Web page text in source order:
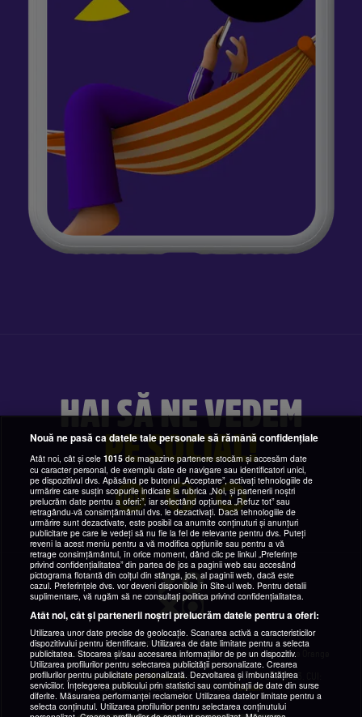
HAI SĂ NE VEDEM
PE SOCIAL!
Copyright © YOXO2026
YOXO este un abonament de mobil în rețeaua Orange, furnizat de către Orange
România.
Prezentare operatorOrange Romaniaconform Ordin ANPC 225/2023. CUI:
9010105, Reg. Com: J1996010178400Detalii
Nouă ne pasă ca datele tale personale să rămână confidențiale
Atât noi, cât și cele1015 de magazine partenere stocăm și accesăm date
cu caracter personal, de exemplu date de navigare sau identificatori unici,
pe dispozitivul dvs. Apăsând pe butonul „Acceptare”, activați tehnologiile de
urmărire care susțin scopurile indicate la rubrica „Noi, și partenerii noștri
prelucrăm date pentru a oferi:”, iar selectând opțiunea „Refuz tot” sau
retragându-vă consimțământul dvs. le dezactivați. Dacă tehnologiile de
urmărire sunt dezactivate, este posibil ca anumite conținuturi și anunțuri
publicitare pe care le vedeți să nu fie la fel de relevante pentru dvs. Puteți
reveni la acest meniu pentru a vă modifica opțiunile sau pentru a vă
retrage consimțământul, în orice moment, dând clic pe linkul „Preferințe
privind confidențialitatea” din partea de jos a paginii web sau accesând
pictograma flotantă din colțul din stânga, jos, al paginii web, dacă este
cazul. Preferințele dvs. vor deveni disponibile în Site-ul web. Pentru detalii
suplimentare, vă rugăm să ne consultați politica privind confidențialitatea.
Atât noi, cât și partenerii noștri prelucrăm datele pentru a oferi:
Utilizarea unor date precise de geolocație. Scanarea activă a caracteristicilor
dispozitivului pentru identificare. Utilizarea de date limitate pentru a selecta
publicitatea. Stocarea și/sau accesarea informațiilor de pe un dispozitiv.
Utilizarea profilurilor pentru selectarea publicității personalizate. Crearea
profilurilor pentru publicitate personalizată. Dezvoltarea și îmbunătățirea
serviciilor. Înțelegerea publicului prin statistici sau combinații de date din surse
diferite. Măsurarea performanței reclamelor. Utilizarea datelor limitate pentru a
selecta conținutul. Utilizarea profilurilor pentru selectarea conținutului